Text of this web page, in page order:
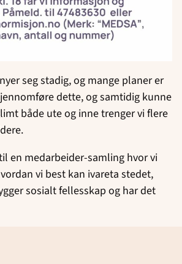
seg stadig, og mange planer er
dette, og samtidig kunne
både ute og inne trenger vi flere
en medarbeider-samling hvor vi
vi best kan ivareta stedet,
sosialt fellesskap og har det